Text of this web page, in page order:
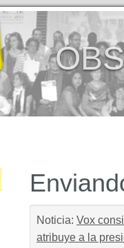
Noticia: Vox
atribuye a la